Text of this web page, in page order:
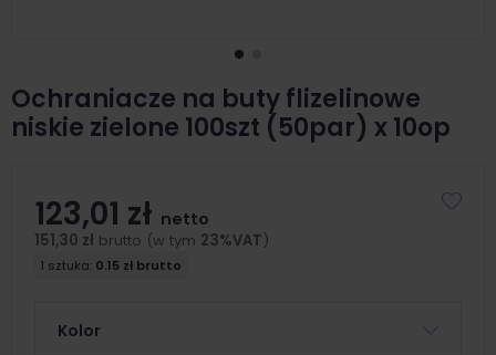
Ochraniacze na buty flizelinowe
niskie zielone 100szt (50par) x 10op
123,01 zł netto
151,30 zł brutto (w tym 23%VAT)
1 sztuka: 0.15 zł brutto
Kolor